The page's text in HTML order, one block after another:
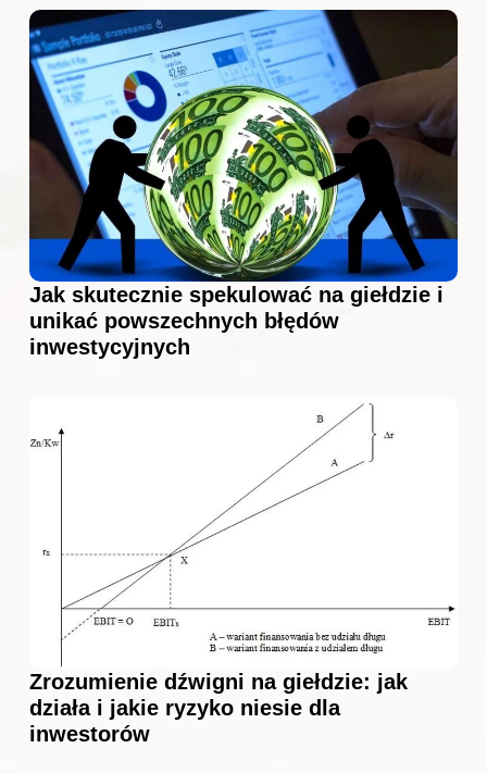
Jak skutecznie spekulować na giełdzie i
unikać powszechnych błędów
inwestycyjnych
Zrozumienie dźwigni na giełdzie: jak
działa i jakie ryzyko niesie dla
inwestorów